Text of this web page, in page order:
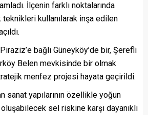
İlçenin farklı noktalarında
kullanılarak inşa edilen
bağlı Güneyköy’de bir, Şerefli
Belen mevkisinde bir olmak
menfez projesi hayata geçirildi.
sanat yapılarının özellikle yoğun
sel riskine karşı dayanıklı